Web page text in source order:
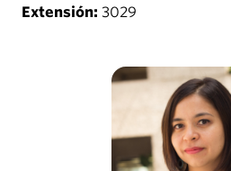
Extensión: 3029